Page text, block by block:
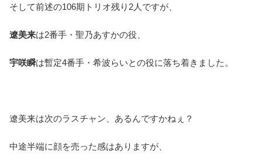
そして前述の106期トリオ残り2人ですが、
遼美来は2番手・聖乃あすかの役、
宇咲瞬は暫定4番手・希波らいとの役に落ち着きました。
遼美来は次のラスチャン、あるんですかねぇ？
中途半端に顔を売った感はありますが、